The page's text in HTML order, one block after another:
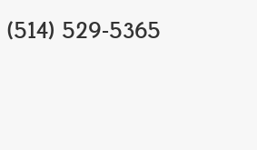
(514) 529-5365